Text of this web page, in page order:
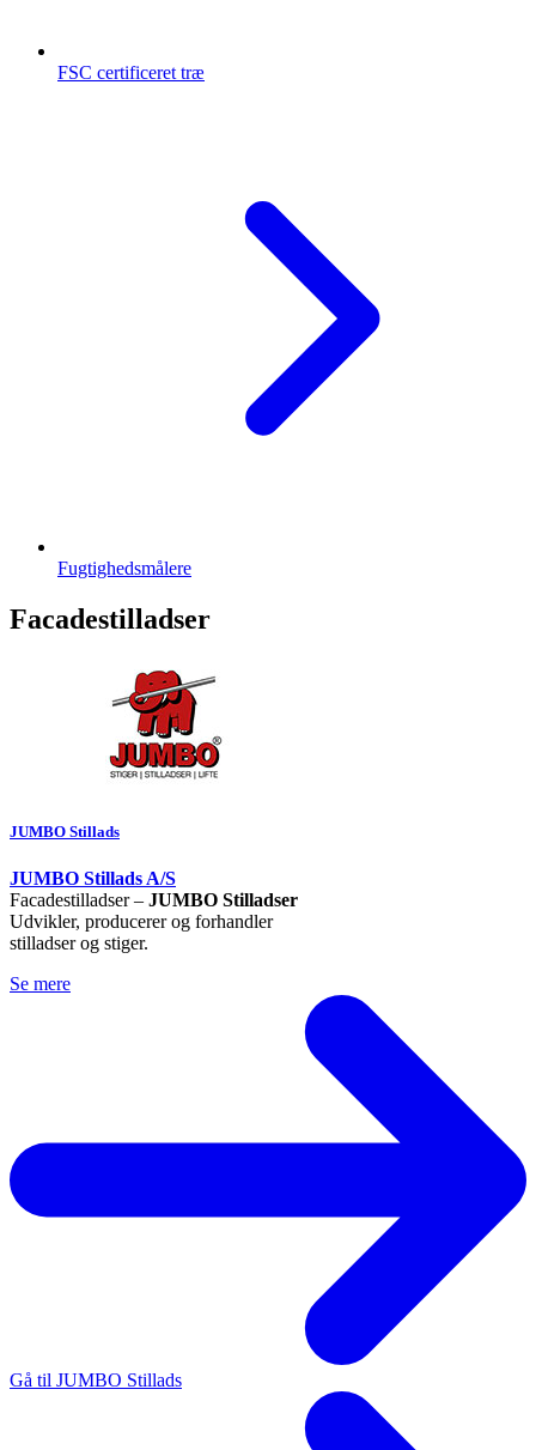
FSC certificeret træ
Fugtighedsmålere
Facadestilladser
JUMBO Stillads
JUMBO Stillads A/S
Facadestilladser – JUMBO Stilladser
Udvikler, producerer og forhandler
stilladser og stiger.
Se mere
Gå til JUMBO Stillads